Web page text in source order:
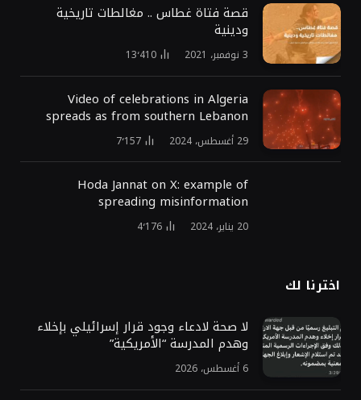
قصة فتاة غطاس .. مغالطات تاريخية
ودينية
3 نوفمبر، 2021 13٬410
Video of celebrations in Algeria
spreads as from southern Lebanon
29 أغسطس، 2024 7٬157
Hoda Jannat on X: example of
spreading misinformation
20 يناير، 2024 4٬176
اخترنا لك
لا صحة لادعاء وجود قرار إسرائيلي بإخلاء
وهدم المدرسة “الأمريكية”
6 أغسطس، 2026